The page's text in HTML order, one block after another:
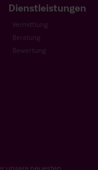
Dienstleistungen
Vermittlung
Beratung
Bewertung
unsere neuesten